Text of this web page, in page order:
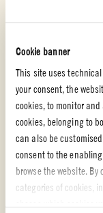
Cookie banner
This site uses
your consent, the
cookies, to monitor
cookies, belonging to
can also be
consent to the
browse the website. By
categories of cookies,
Laissez la
lever encore 30
Faites-la cuire
Dans une
avec le poireau
Ajoutez le
cuillérées d’eau
Une fois que le